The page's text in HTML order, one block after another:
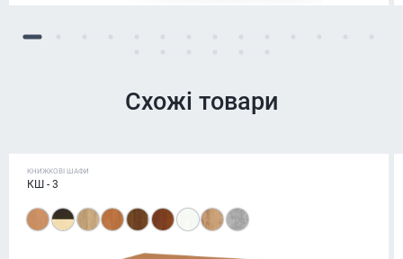
Схожі товари
КНИЖКОВІ ШАФИ
КШ - 3